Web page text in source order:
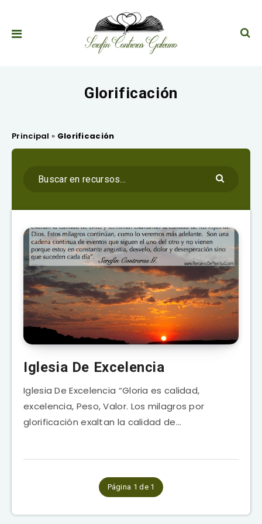
Glorificación
Principal » Glorificación
Iglesia De Excelencia
Iglesia De Excelencia “Gloria es calidad,
excelencia, Peso, Valor. Los milagros por
glorificación exaltan la calidad de…
Página 1 de 1